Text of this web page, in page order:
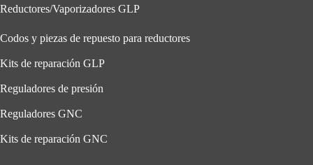
Reductores/Vaporizadores GLP
Codos y piezas de repuesto para reductores
Kits de reparación GLP
Reguladores de presión
Reguladores GNC
Kits de reparación GNC